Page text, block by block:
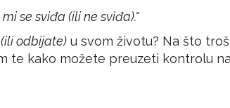
se sviđa (ili ne sviđa)."
(ili odbijate) u svom životu? Na što
te kako možete preuzeti kontrolu